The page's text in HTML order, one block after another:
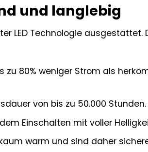
und langlebig
LED Technologie ausgestattet.
zu 80% weniger Strom als
von bis zu 50.000 Stunden.
Einschalten mit voller
warm und sind daher